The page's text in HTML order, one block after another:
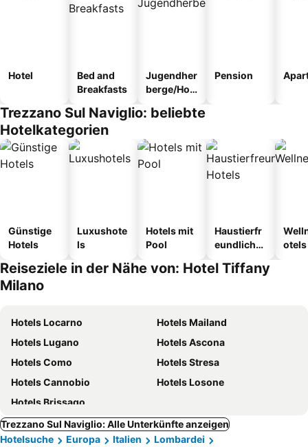
Hotel
Bed and
Breakfasts
Jugendher
berge/Hos
Pension
Trezzano Sul Naviglio: beliebte
Hotelkategorien
Günstige
Hotels
Luxushote
ls
Hotels mit
Pool
Haustierfr
eundliche
otels
Reiseziele in der Nähe von: Hotel Tiffany
Milano
Hotels Locarno
Hotels Mailand
Hotels Lugano
Hotels Ascona
Hotels Como
Hotels Stresa
Hotels Cannobio
Hotels Losone
Hotels Brissago
Trezzano Sul Naviglio: Alle Unterkünfte anzeigen
Hotelsuche
Europa Italien
Lombardei